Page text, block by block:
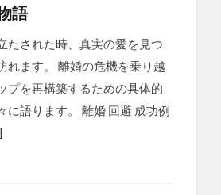
語
たされた時、真実の愛を見つ
れます。 離婚の危機を乗り越
プを再構築するための具体的
に語ります。 離婚 回避 成功例